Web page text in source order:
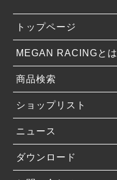
トップページ
MEGAN RACINGとは
商品検索
ショップリスト
ニュース
ダウンロード